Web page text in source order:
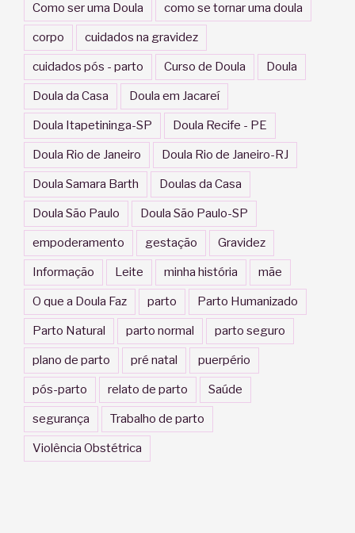
Como ser uma Doula como se tornar uma doula
corpo cuidados na gravidez
cuidados pós - parto Curso de Doula Doula
Doula da Casa Doula em Jacareí
Doula Itapetininga-SP Doula Recife - PE
Doula Rio de Janeiro Doula Rio de Janeiro-RJ
Doula Samara Barth Doulas da Casa
Doula São Paulo Doula São Paulo-SP
empoderamento gestação Gravidez
Informação Leite minha história mãe
O que a Doula Faz parto Parto Humanizado
Parto Natural parto normal parto seguro
plano de parto pré natal puerpério
pós-parto relato de parto Saúde
segurança Trabalho de parto
Violência Obstétrica